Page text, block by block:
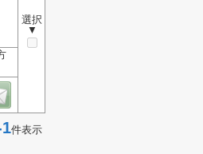
選択
▼
件表示